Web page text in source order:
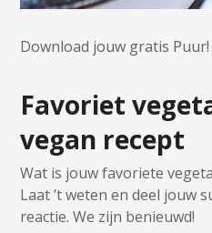
Download jouw gratis
Favoriet
vegan recept
Wat is jouw favoriete
Laat ’t weten en deel jouw
reactie. We zijn benieuwd!